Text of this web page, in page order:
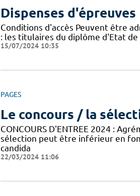
Dispenses d'épreuves
Conditions d'accès Peuvent être
: les titulaires du diplôme d'Etat
15/07/2024 10:35
PAGES
Le concours / la
CONCOURS D'ENTREE 2024 :
sélection peut être inférieur en
candida
22/03/2024 11:06